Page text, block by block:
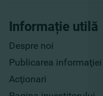
Informație utilă
Despre noi
Publicarea informaţiei
Acţionari